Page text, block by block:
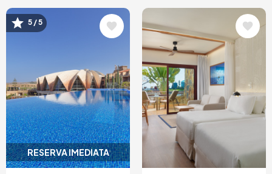
RESERVA IMEDIATA
Imagem
5 / 5 Imagem